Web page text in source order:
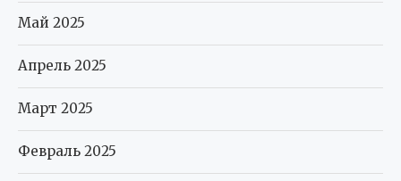
Май 2025
Апрель 2025
Март 2025
Февраль 2025